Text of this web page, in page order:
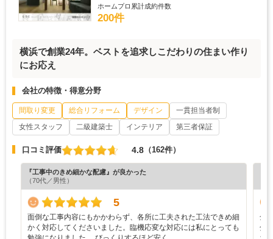
ホームプロ累計成約件数
200件
横浜で創業24年。ベストを追求しこだわりの住まい作り
にお応え
会社の特徴・得意分野
間取り変更 総合リフォーム デザイン
一貫担当者制
女性スタッフ
二級建築士 インテリア 第三者保証
口コミ評価 4.8 （162件）
『工事中のきめ細かな配慮』が良かった
（70代／男性）
5
面倒な工事内容にもかかわらず、各所に工夫された工法できめ細
かく対応してくださいました。臨機応変な対応には私にとっても
全
分